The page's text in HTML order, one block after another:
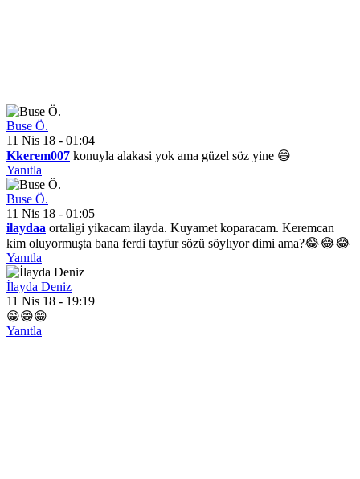
Buse Ö.
11 Nis 18 - 01:04
Kkerem007 konuyla alakasi yok ama güzel söz yine 😄
Yanıtla
Buse Ö.
11 Nis 18 - 01:05
ilaydaa ortaligi yikacam ilayda. Kuyamet koparacam. Keremcan
kim oluyormuşta bana ferdi tayfur sözü söylıyor dimi ama?😂😂😂
Yanıtla
İlayda Deniz
11 Nis 18 - 19:19
😁😁😁
Yanıtla